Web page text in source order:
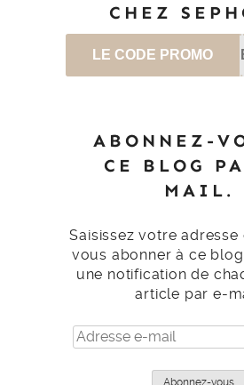
CHEZ
LE CODE PROMO
ABONNEZ-
CE BLOG
MAIL.
Saisissez votre
vous abonner à ce
une notification de
article par e-
Adresse
e-
Abonnez-vous